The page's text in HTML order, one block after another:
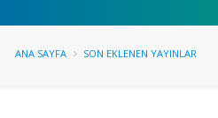
ANA SAYFA SON EKLENEN YAYINLAR